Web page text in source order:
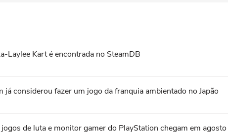
Laylee Kart é encontrada no SteamDB
já considerou fazer um jogo da franquia ambientado no Japão
de luta e monitor gamer do PlayStation chegam em agosto